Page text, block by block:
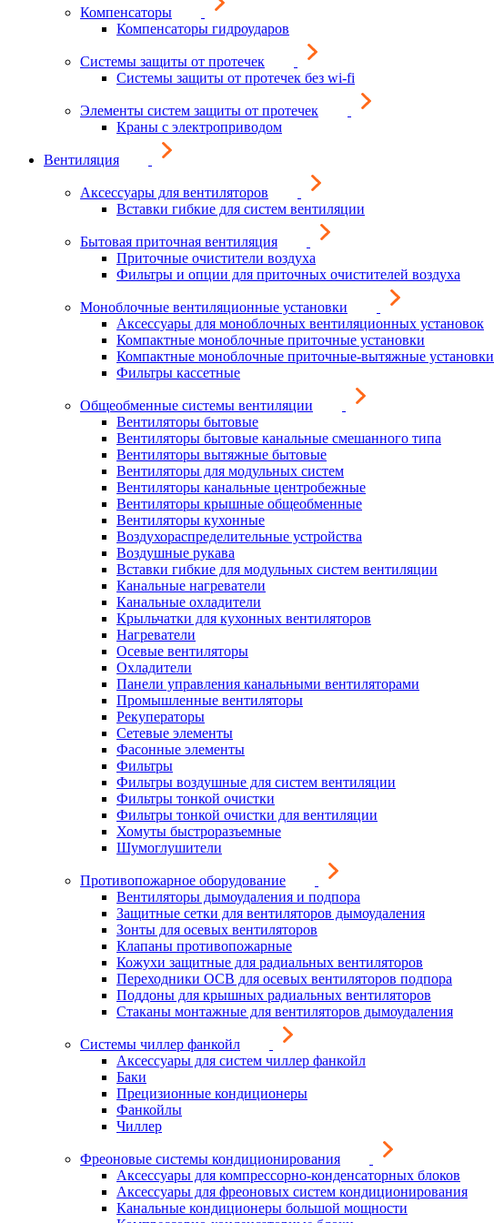
Компенсаторы
Компенсаторы гидроударов
Системы защиты от протечек
Системы защиты от протечек без wi-fi
Элементы систем защиты от протечек
Краны с электроприводом
Вентиляция
Аксессуары для вентиляторов
Вставки гибкие для систем вентиляции
Бытовая приточная вентиляция
Приточные очистители воздуха
Фильтры и опции для приточных очистителей воздуха
Моноблочные вентиляционные установки
Аксессуары для моноблочных вентиляционных установок
Компактные моноблочные приточные установки
Компактные моноблочные приточные-вытяжные установки
Фильтры кассетные
Общеобменные системы вентиляции
Вентиляторы бытовые
Вентиляторы бытовые канальные смешанного типа
Вентиляторы вытяжные бытовые
Вентиляторы для модульных систем
Вентиляторы канальные центробежные
Вентиляторы крышные общеобменные
Вентиляторы кухонные
Воздухораспределительные устройства
Воздушные рукава
Вставки гибкие для модульных систем вентиляции
Канальные нагреватели
Канальные охладители
Крыльчатки для кухонных вентиляторов
Нагреватели
Осевые вентиляторы
Охладители
Панели управления канальными вентиляторами
Промышленные вентиляторы
Рекуператоры
Сетевые элементы
Фасонные элементы
Фильтры
Фильтры воздушные для систем вентиляции
Фильтры тонкой очистки
Фильтры тонкой очистки для вентиляции
Хомуты быстроразъемные
Шумоглушители
Противопожарное оборудование
Вентиляторы дымоудаления и подпора
Защитные сетки для вентиляторов дымоудаления
Зонты для осевых вентиляторов
Клапаны противопожарные
Кожухи защитные для радиальных вентиляторов
Переходники ОСВ для осевых вентиляторов подпора
Поддоны для крышных радиальных вентиляторов
Стаканы монтажные для вентиляторов дымоудаления
Системы чиллер фанкойл
Аксессуары для систем чиллер фанкойл
Баки
Прецизионные кондиционеры
Фанкойлы
Чиллер
Фреоновые системы кондиционирования
Аксессуары для компрессорно-конденсаторных блоков
Аксессуары для фреоновых систем кондиционирования
Канальные кондиционеры большой мощности